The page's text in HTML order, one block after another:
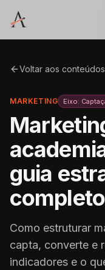
Voltar aos conteúdos
MARKETING Eixo:
guia
completo
Como estruturar
capta, converte e
indicadores e o